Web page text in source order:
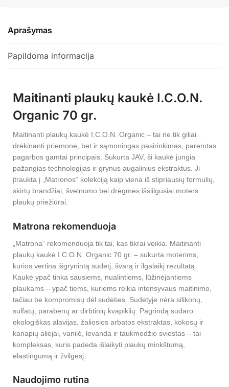
Aprašymas
Papildoma informacija
Maitinanti plaukų kaukė I.C.O.N.
Organic 70 gr.
Maitinanti plaukų kaukė I.C.O.N. Organic – tai ne tik giliai
drėkinanti priemonė, bet ir sąmoningas pasirinkimas, paremtas
pagarbos gamtai principais. Sukurta JAV, ši kaukė jungia
pažangias technologijas ir grynus augalinius ekstraktus. Ji
įtraukta į „Matronos“ kolekciją kaip viena iš stipriausių formulių,
skirtų brandžiai, švelnumo bei drėgmės išsiilgusiai moters
plaukų priežiūrai.
Matrona rekomenduoja
„Matrona“ rekomenduoja tik tai, kas tikrai veikia. Maitinanti
plaukų kaukė I.C.O.N. Organic 70 gr. – sukurta moterims,
kurios vertina išgrynintą sudėtį, švarą ir ilgalaikį rezultatą.
Kaukė ypač tinka sausiems, nualintiems, lūžinėjantiems
plaukams – ypač tiems, kuriems reikia intensyvaus maitinimo,
tačiau be kompromisų dėl sudėties. Sudėtyje nėra silikonų,
sulfatų, parabenų ar dirbtinių kvapiklių. Pagrindą sudaro
ekologiškas alavijas, žaliosios arbatos ekstraktas, kokosų ir
kanapių aliejai, vanilė, levanda ir taukmedžio sviestas – tai
kompleksas, kuris padeda išlaikyti plaukų minkštumą,
elastingumą ir žvilgesį.
Naudojimo rutina